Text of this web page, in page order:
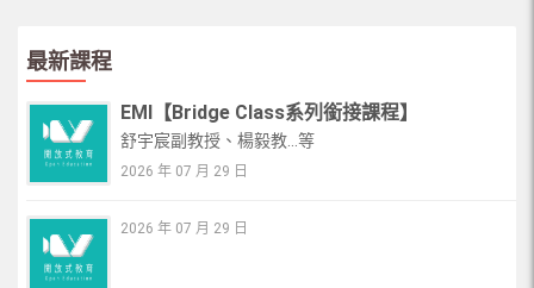
最新課程
EMI【Bridge Class系列銜接課程】
舒宇宸副教授、楊毅教...等
2026 年 07 月 29 日
2026 年 07 月 29 日